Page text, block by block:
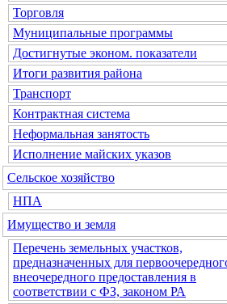
Торговля
Муниципальные программы
Достигнутые эконом. показатели
Итоги развития района
Транспорт
Контрактная система
Неформальная занятость
Исполнение майских указов
Сельское хозяйство
НПА
Имущество и земля
Перечень земельных участков,
предназначенных для
внеочередного предоставления в
соответствии с ФЗ, законом РА